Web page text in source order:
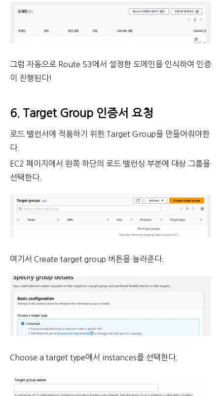
그럼 자동으로 Route 53에서 설정한 도메인을 인식하여 인증
이 진행된다!
6. Target Group 인증서 요청
로드 밸런서에 적용하기 위한 Target Group을 만들어줘야한
다.
EC2 페이지에서 왼쪽 하단의 로드 밸런싱 부분에 대상 그룹을
선택한다.
여기서 Create target group 버튼을 눌러준다.
Choose a target type에서 instances를 선택한다.